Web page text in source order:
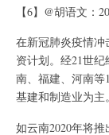
【6】@胡语文：
在新冠肺炎疫情
资计划。经21世
南、福建、河南等
基建和制造业为主。
如云南2020年将